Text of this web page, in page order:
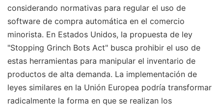
considerando normativas para regular el uso de
software de compra automática en el comercio
minorista. En Estados Unidos, la propuesta de ley
"Stopping Grinch Bots Act" busca prohibir el uso de
estas herramientas para manipular el inventario de
productos de alta demanda. La implementación de
leyes similares en la Unión Europea podría transformar
radicalmente la forma en que se realizan los